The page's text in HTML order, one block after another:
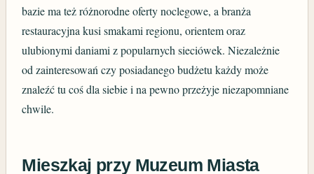
bazie ma też różnorodne oferty noclegowe, a branża
restauracyjna kusi smakami regionu, orientem oraz
ulubionymi daniami z popularnych sieciówek. Niezależnie
od zainteresowań czy posiadanego budżetu każdy może
znaleźć tu coś dla siebie i na pewno przeżyje niezapomniane
chwile.
Mieszkaj przy Muzeum Miasta